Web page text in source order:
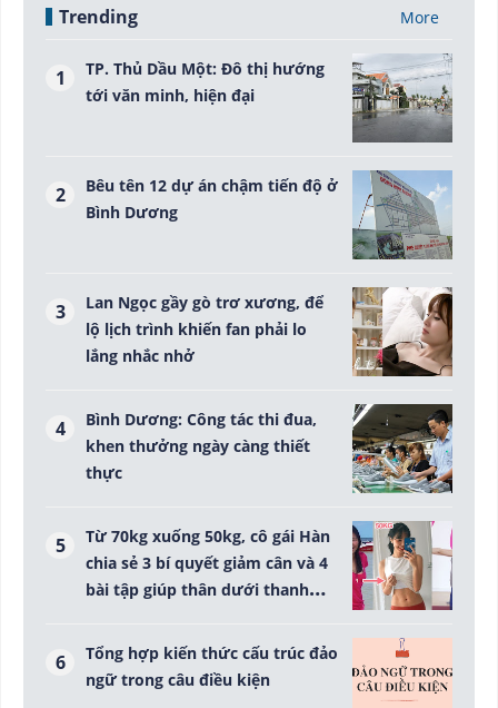
Trending More
TP. Thủ Dầu Một: Đô thị hướng
tới văn minh, hiện đại
Bêu tên 12 dự án chậm tiến độ ở
Bình Dương
Lan Ngọc gầy gò trơ xương, để
lộ lịch trình khiến fan phải lo
lắng nhắc nhở
Bình Dương: Công tác thi đua,
khen thưởng ngày càng thiết
thực
Từ 70kg xuống 50kg, cô gái Hàn
chia sẻ 3 bí quyết giảm cân và 4
bài tập giúp thân dưới thanh
Tổng hợp kiến thức cấu trúc đảo
ngữ trong câu điều kiện